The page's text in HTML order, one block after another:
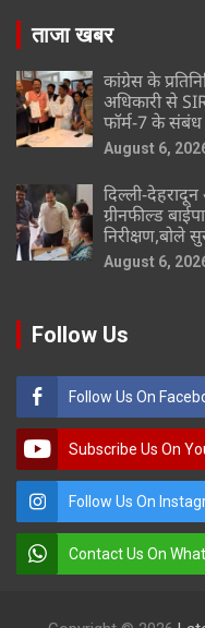
ताजा खबर
कांग्रेस के
अधिकारी से
फॉर्म-7 के संबंध
August 6,
दिल्ली-
ग्रीनफील्ड
निरीक्षण,बोले
August 6,
Follow Us
Follow Us On
Subscribe Us On
Follow Us On
Contact Us On